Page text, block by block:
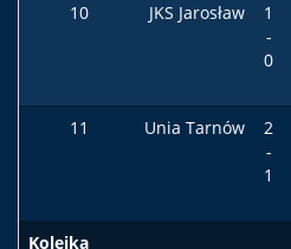
10 JKS Jarosław
1
-
0
11 Unia Tarnów
2
-
1
Kolejka